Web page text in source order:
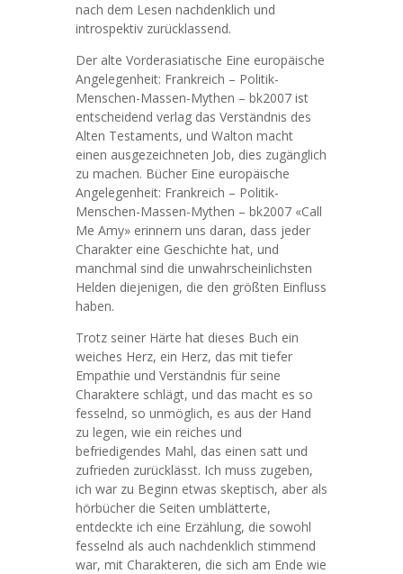
nach dem Lesen nachdenklich und
introspektiv zurücklassend.
Der alte Vorderasiatische Eine europäische
Angelegenheit: Frankreich – Politik-
Menschen-Massen-Mythen – bk2007 ist
entscheidend verlag das Verständnis des
Alten Testaments, und Walton macht
einen ausgezeichneten Job, dies zugänglich
zu machen. Bücher Eine europäische
Angelegenheit: Frankreich – Politik-
Menschen-Massen-Mythen – bk2007 «Call
Me Amy» erinnern uns daran, dass jeder
Charakter eine Geschichte hat, und
manchmal sind die unwahrscheinlichsten
Helden diejenigen, die den größten Einfluss
haben.
Trotz seiner Härte hat dieses Buch ein
weiches Herz, ein Herz, das mit tiefer
Empathie und Verständnis für seine
Charaktere schlägt, und das macht es so
fesselnd, so unmöglich, es aus der Hand
zu legen, wie ein reiches und
befriedigendes Mahl, das einen satt und
zufrieden zurücklässt. Ich muss zugeben,
ich war zu Beginn etwas skeptisch, aber als
hörbücher die Seiten umblätterte,
entdeckte ich eine Erzählung, die sowohl
fesselnd als auch nachdenklich stimmend
war, mit Charakteren, die sich am Ende wie